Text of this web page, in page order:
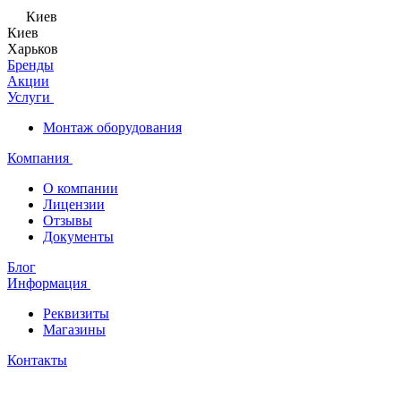
Киев
Киев
Харьков
Бренды
Акции
Услуги
Монтаж оборудования
Компания
О компании
Лицензии
Отзывы
Документы
Блог
Информация
Реквизиты
Магазины
Контакты